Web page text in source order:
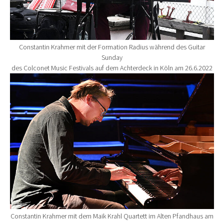
Constantin Krahmer mit der Formation Radius während des Guitar
Sunday
des Colconet Music Festivals auf dem Achterdeck in Köln am 26.6.2022
Show larger version for:
Constantin Krahmer mit dem Maik Krahl Quartett im Alten Pfandhaus am